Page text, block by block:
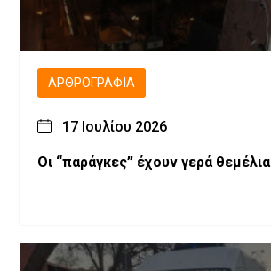
ΑΡΘΡΟΓΡΑΦΊΑ
17 Ιουλίου 2026
Οι “παράγκες” έχουν γερά θεμέλια